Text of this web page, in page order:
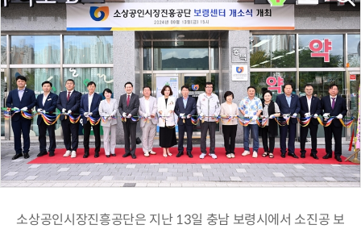
소상공인시장진흥공단은 지난 13일 충남 보령시에서 소진공 보